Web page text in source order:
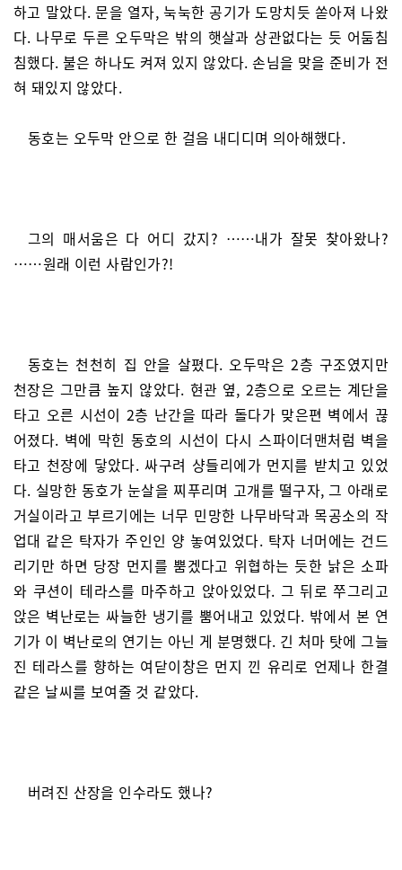
하고 말았다. 문을 열자, 눅눅한 공기가 도망치듯 쏟아져 나왔
다. 나무로 두른 오두막은 밖의 햇살과 상관없다는 듯 어둠침
침했다. 불은 하나도 켜져 있지 않았다. 손님을 맞을 준비가 전
혀 돼있지 않았다.
동호는 오두막 안으로 한 걸음 내디디며 의아해했다.
그의 매서움은 다 어디 갔지? ……내가 잘못 찾아왔나?
……원래 이런 사람인가?!
동호는 천천히 집 안을 살폈다. 오두막은 2층 구조였지만
천장은 그만큼 높지 않았다. 현관 옆, 2층으로 오르는 계단을
타고 오른 시선이 2층 난간을 따라 돌다가 맞은편 벽에서 끊
어졌다. 벽에 막힌 동호의 시선이 다시 스파이더맨처럼 벽을
타고 천장에 닿았다. 싸구려 샹들리에가 먼지를 받치고 있었
다. 실망한 동호가 눈살을 찌푸리며 고개를 떨구자, 그 아래로
거실이라고 부르기에는 너무 민망한 나무바닥과 목공소의 작
업대 같은 탁자가 주인인 양 놓여있었다. 탁자 너머에는 건드
리기만 하면 당장 먼지를 뿜겠다고 위협하는 듯한 낡은 소파
와 쿠션이 테라스를 마주하고 앉아있었다. 그 뒤로 쭈그리고
앉은 벽난로는 싸늘한 냉기를 뿜어내고 있었다. 밖에서 본 연
기가 이 벽난로의 연기는 아닌 게 분명했다. 긴 처마 탓에 그늘
진 테라스를 향하는 여닫이창은 먼지 낀 유리로 언제나 한결
같은 날씨를 보여줄 것 같았다.
버려진 산장을 인수라도 했나?